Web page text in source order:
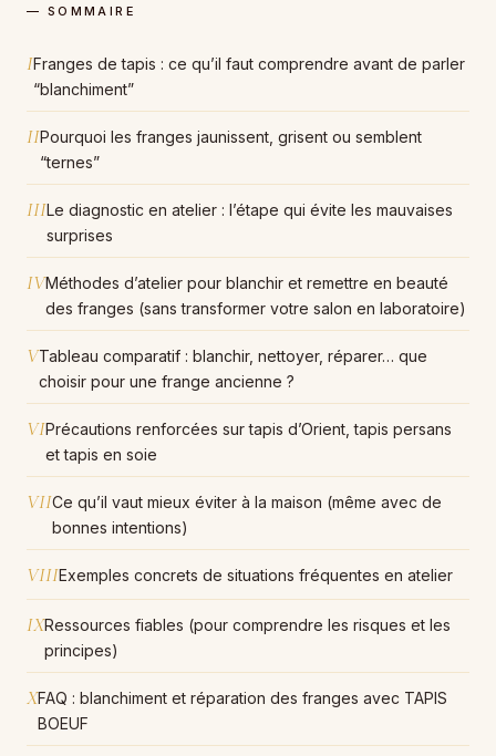
— SOMMAIRE
IFranges de tapis : ce qu’il faut comprendre avant de parler
“blanchiment”
IIPourquoi les franges jaunissent, grisent ou semblent
“ternes”
IIILe diagnostic en atelier : l’étape qui évite les mauvaises
surprises
IVMéthodes d’atelier pour blanchir et remettre en beauté
des franges (sans transformer votre salon en laboratoire)
VTableau comparatif : blanchir, nettoyer, réparer… que
choisir pour une frange ancienne ?
VIPrécautions renforcées sur tapis d’Orient, tapis persans
et tapis en soie
VIICe qu’il vaut mieux éviter à la maison (même avec de
bonnes intentions)
VIIIExemples concrets de situations fréquentes en atelier
IXRessources fiables (pour comprendre les risques et les
principes)
XFAQ : blanchiment et réparation des franges avec TAPIS
BOEUF